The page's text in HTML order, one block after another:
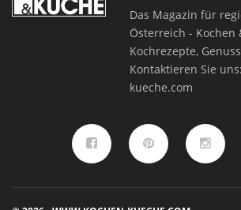
Das Magazin für
Österreich - Kochen
Kochrezepte,
Kontaktieren Sie
kueche.com